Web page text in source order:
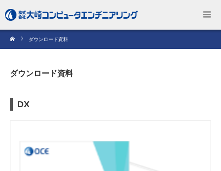
ダウンロード資料
ダウンロード資料
DX